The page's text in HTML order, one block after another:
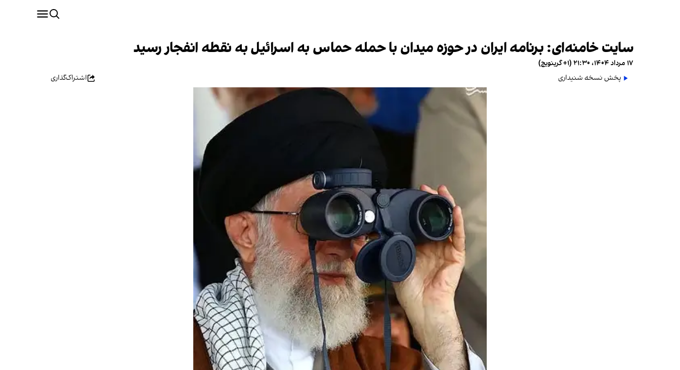
سایت خامنه‌ای: برنامه ایران در حوزه میدان با حمله حماس به اسرائیل به نقطه انفجار رسید
۱۷ مرداد ۱۴۰۴، ۲۱:۳۰ (‎+۱ گرینویچ)
پخش نسخه شنیداری
اشتراک‌گذاری